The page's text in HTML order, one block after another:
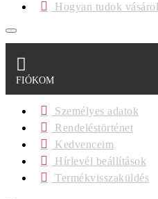
Hogyan tudok
FIÓKOM
Személyes adatok
Rendeléstörténet
Kedvenceim
Hírlevél beállítások
Termékvisszaküldés